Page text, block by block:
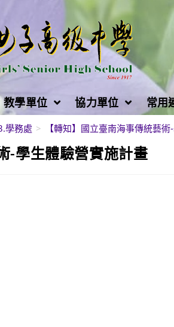
教學單位 協力單位 常用
學務處 > 【轉知】國立臺南海事傳統藝
-學生體驗營實施計畫